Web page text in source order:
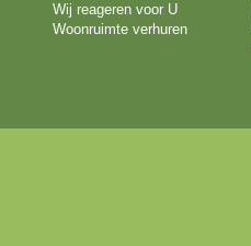
Wij reageren voor U
Woonruimte verhuren